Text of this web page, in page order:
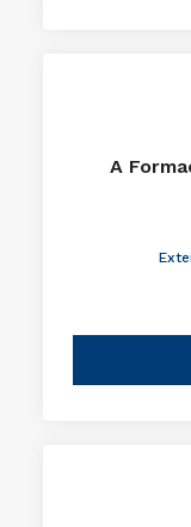
A